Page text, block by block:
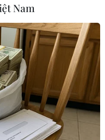
cuộc tập trung
song phải chịu
nếu cuộc tập họp
ninh, trật tự và
(TTXVN)
Nam